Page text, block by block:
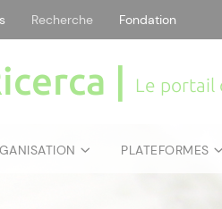
Recherche Fondation
| Le portail
PLATEFORMES